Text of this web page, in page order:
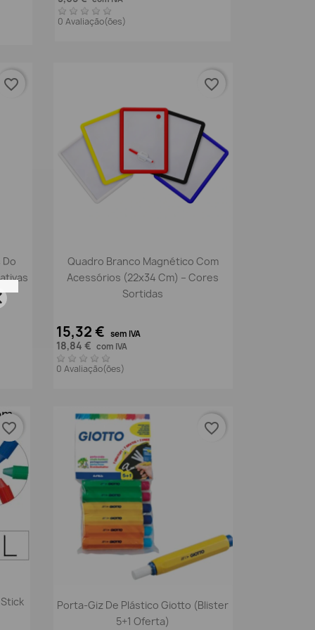
0 Avaliação(ões)
favorite_border
Vista rápida
Quadro Branco Magnético Com
Acessórios (22x34 Cm) – Cores
Sortidas
15,32 € sem IVA
18,84 € com IVA
0 Avaliação(ões)
favorite_border
favorite_border
Vista rápida
Porta-Giz De Plástico Giotto (Blister
5+1 Oferta)
favorite_border